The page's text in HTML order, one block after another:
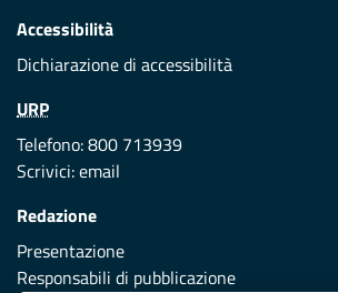
Accessibilità
Dichiarazione di accessibilità
URP
Telefono: 800 713939
Scrivici:email
Redazione
Presentazione
Responsabili di pubblicazione